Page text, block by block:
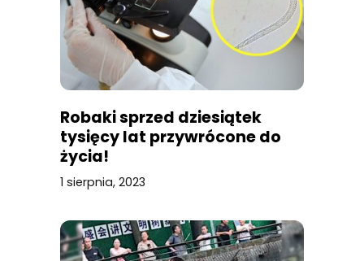
Robaki sprzed dziesiątek
tysięcy lat przywrócone do
życia!
1 sierpnia, 2023